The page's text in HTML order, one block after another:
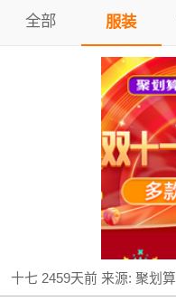
全部 服装
十七 2459天前来源:聚划算